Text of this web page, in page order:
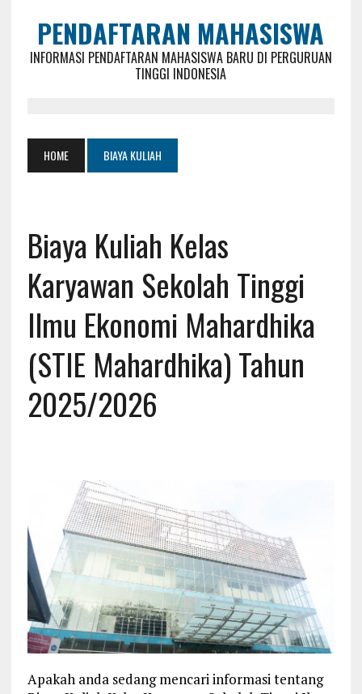
PENDAFTARAN MAHASISWA
INFORMASI PENDAFTARAN MAHASISWA BARU DI PERGURUAN
TINGGI INDONESIA
HOME BIAYA KULIAH
Biaya Kuliah Kelas
Karyawan Sekolah Tinggi
Ilmu Ekonomi Mahardhika
(STIE Mahardhika) Tahun
2025/2026
Apakah anda sedang mencari informasi tentang